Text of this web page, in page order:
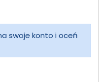
swoje konto i oceń